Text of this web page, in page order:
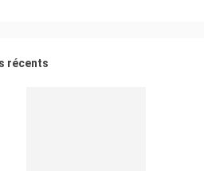
récents